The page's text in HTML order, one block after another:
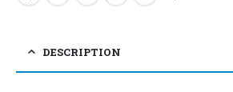
DESCRIPTION